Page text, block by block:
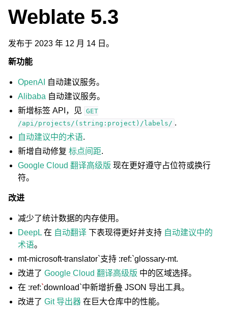
Weblate 5.3
发布于 2023 年 12 月 14 日。
新功能
OpenAI
自动建议服务。
Alibaba 自动建议服务。
新增标签 API，见 GET
/api/projects/(string:project)/labels/ .
自动建议中的术语.
新增自动修复标点间距.
Google Cloud 翻译高级版 现在更好遵守占位符或换行
符。
改进
减少了统计数据的内存使用。
DeepL 在 自动翻译 下表现得更好并支持 自动建议中的
术语。
mt-microsoft-translator`支持 :ref:`glossary-mt.
改进了Google Cloud 翻译高级版 中的区域选择。
在 :ref:`download`中新增折叠 JSON 导出工具。
改进了Git 导出器 在巨大仓库中的性能。